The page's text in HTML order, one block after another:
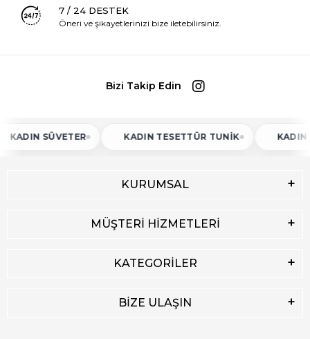
7 / 24 DESTEK
Öneri ve şikayetlerinizi bize iletebilirsiniz.
Bizi Takip Edin
KADIN TESETTÜR TUNIK KADIN ATLET
KURUMSAL
MÜŞTERİ HİZMETLERİ
KATEGORİLER
BİZE ULAŞIN